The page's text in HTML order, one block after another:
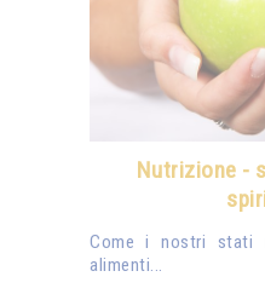
Nutrizione -
Come i nostri stati
alimenti...